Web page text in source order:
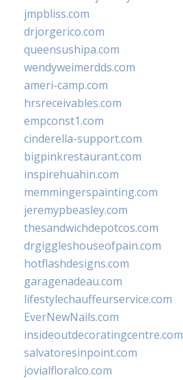
jmpbliss.com
drjorgerico.com
queensushipa.com
wendyweimerdds.com
ameri-camp.com
hrsreceivables.com
empconst1.com
cinderella-support.com
bigpinkrestaurant.com
inspirehuahin.com
memmingerspainting.com
jeremypbeasley.com
thesandwichdepotcos.com
drgiggleshouseofpain.com
hotflashdesigns.com
garagenadeau.com
lifestylechauffeurservice.com
EverNewNails.com
insideoutdecoratingcentre.com
salvatoresinpoint.com
jovialfloralco.com